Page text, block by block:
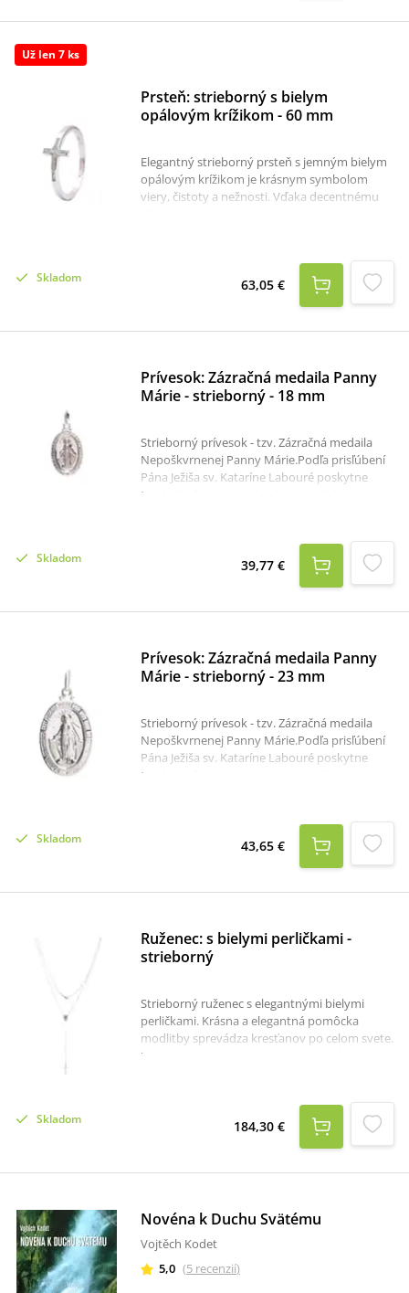
mm
Už len 7 ks
Prsteň: strieborný s bielym
opálovým krížikom - 60 mm
Elegantný strieborný prsteň s jemným bielym
opálovým krížikom je krásnym symbolom
viery, čistoty a nežnosti. Vďaka decentnému
ktorý dodáva šperku jemný lesk a elegantný
vzhľad.Materiál: striebro 925/1000 s
rhódiovanou povrchovou úpravou,
mm
Skladom 63,05 €
Prívesok: Zázračná medaila Panny
Márie - strieborný - 18 mm
Strieborný prívesok - tzv. Zázračná medaila
Nepoškvrnenej Panny Márie.Podľa prisľúbení
Pána Ježiša sv. Kataríne Labouré poskytne
Matka Božia osobitnú ochranu každému, kto
Panna Mária, oroduj za nás, ktorí sa k tebe
utiekame“.Rozmer: 1,8 x 1,3 cm (25 x 13 cm s
očkom na retiazku). Prívesok sa dodáva bez
prípade záujmu objednať samostatne:krabička
Skladom 39,77 €
Prívesok: Zázračná medaila Panny
Márie - strieborný - 23 mm
Strieborný prívesok - tzv. Zázračná medaila
Nepoškvrnenej Panny Márie.Podľa prisľúbení
Pána Ježiša sv. Kataríne Labouré poskytne
Matka Božia osobitnú ochranu každému, kto
Panna Mária, oroduj za nás, ktorí sa k tebe
utiekame“.Rozmer: 2,3 x 1,6 cm (3 x 1,6 cm s
očkom na retiazku).Prívesok sa dodáva bez
prípade záujmu objednať samostatne:
Skladom 43,65 €
Ruženec: s bielymi perličkami -
strieborný
Strieborný ruženec s elegantnými bielymi
perličkami. Krásna a elegantná pomôcka
modlitby sprevádza kresťanov po celom svete.
Siahnite po kvalitnom a vkusnom vyhotovení
posolstvom, či spomienka na výnimočné
momenty. Rovnako poteší všetkých
Skladom 184,30 €
Novéna k Duchu Svätému
Vojtěch Kodet
5,0 (5 recenzií)